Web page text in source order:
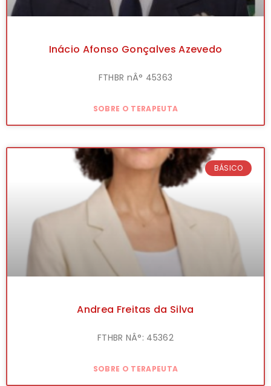
Inácio Afonso Gonçalves Azevedo
FTHBR nÂ° 45363
SOBRE O TERAPEUTA
BÁSICO
Andrea Freitas da Silva
FTHBR NÂ°: 45362
SOBRE O TERAPEUTA